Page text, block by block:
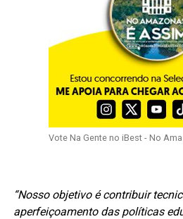
Vote Na Gente no iBest - No
“Nosso objetivo é contribuir
aperfeiçoamento das políticas